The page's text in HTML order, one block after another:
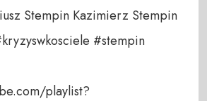
Stempin Kazimierz Stempin
#stempin
playlist?